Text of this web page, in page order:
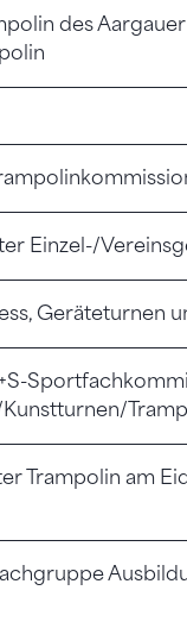
des
Einzel-/
Geräteturnen
Trampolin am